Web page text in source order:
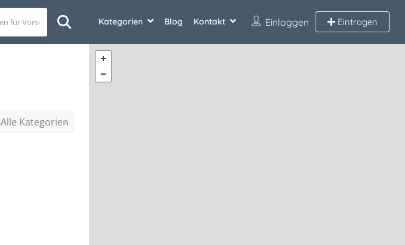
Einloggen Eintragen
Kategorien Blog Kontakt
Alle Kategorien